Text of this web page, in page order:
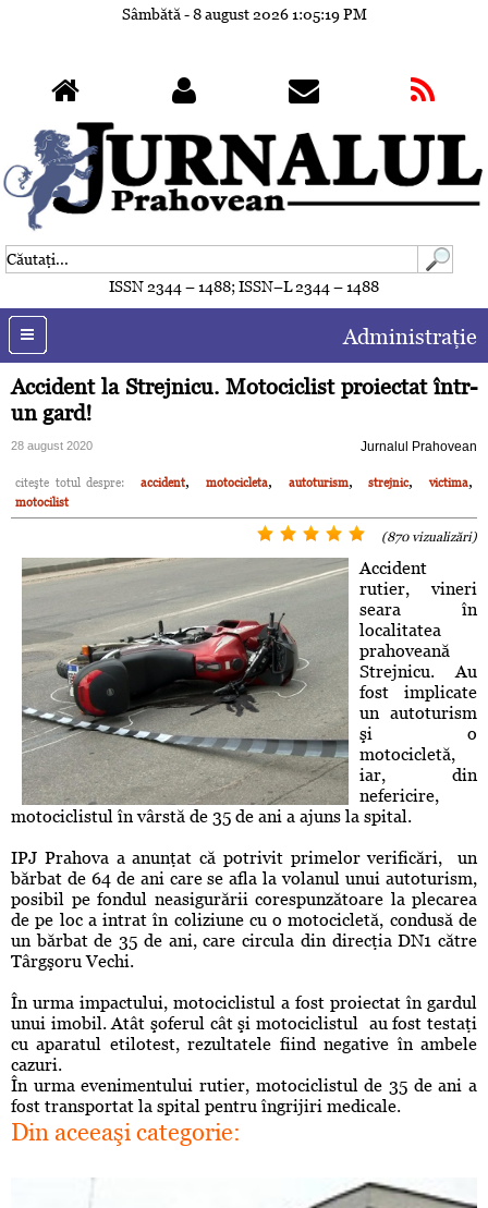
Sâmbătă - 8 august 20261:05:22 PM
ISSN 2344 – 1488; ISSN–L 2344 – 1488
Administraţie
Accident la Strejnicu. Motociclist proiectat într-
un gard!
28 august 2020 Jurnalul Prahovean
citeşte totul despre: accident, motocicleta, autoturism, strejnic, victima,
motocilist
(870 vizualizări)
Accident
rutier, vineri
seara în
localitatea
prahoveană
Strejnicu. Au
fost implicate
un autoturism
şi o
motocicletă,
iar, din
nefericire,
motociclistul în vârstă de 35 de ani a ajuns la spital.
IPJ Prahova a anunţat că potrivit primelor verificări, un
bărbat de 64 de ani care se afla la volanul unui autoturism,
posibil pe fondul neasigurării corespunzătoare la plecarea
de pe loc a intrat în coliziune cu o motocicletă, condusă de
un bărbat de 35 de ani, care circula din direcţia DN1 către
Târgşoru Vechi.
În urma impactului, motociclistul a fost proiectat în gardul
unui imobil. Atât şoferul cât şi motociclistul au fost testaţi
cu aparatul etilotest, rezultatele fiind negative în ambele
cazuri.
În urma evenimentului rutier, motociclistul de 35 de ani a
fost transportat la spital pentru îngrijiri medicale.
Din aceeaşi categorie: